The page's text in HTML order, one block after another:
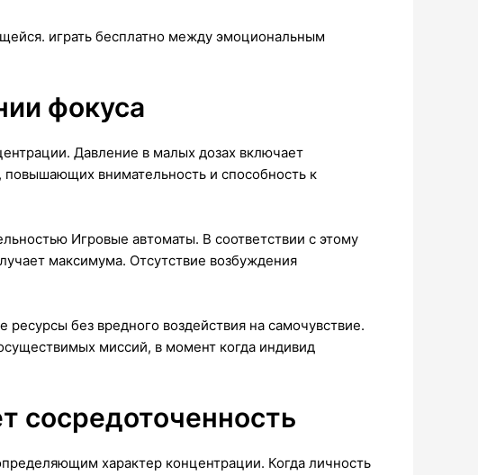
играть бесплатно между эмоциональным
фокуса
Давление в малых дозах включает
внимательность и способность к
Игровые автоматы. В соответствии с этому
максимума. Отсутствие возбуждения
без вредного воздействия на самочувствие.
миссий, в момент когда индивид
сосредоточенность
характер концентрации. Когда личность